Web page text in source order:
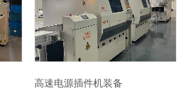
高速电源插件机装备